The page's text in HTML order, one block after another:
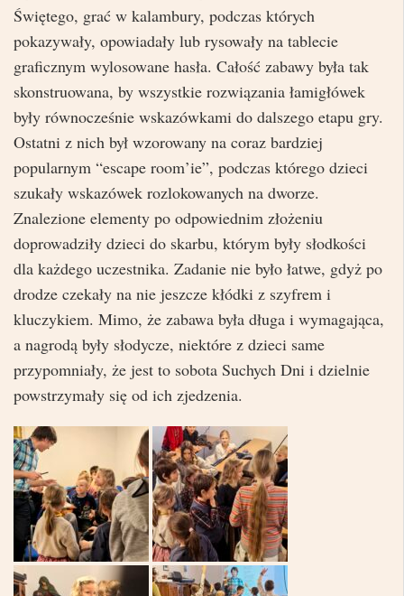
Świętego, grać w kalambury, podczas których
pokazywały, opowiadały lub rysowały na tablecie
graficznym wylosowane hasła. Całość zabawy była tak
skonstruowana, by wszystkie rozwiązania łamigłówek
były równocześnie wskazówkami do dalszego etapu gry.
Ostatni z nich był wzorowany na coraz bardziej
popularnym “escape room’ie”, podczas którego dzieci
szukały wskazówek rozlokowanych na dworze.
Znalezione elementy po odpowiednim złożeniu
doprowadziły dzieci do skarbu, którym były słodkości
dla każdego uczestnika. Zadanie nie było łatwe, gdyż po
drodze czekały na nie jeszcze kłódki z szyfrem i
kluczykiem. Mimo, że zabawa była długa i wymagająca,
a nagrodą były słodycze, niektóre z dzieci same
przypomniały, że jest to sobota Suchych Dni i dzielnie
powstrzymały się od ich zjedzenia.